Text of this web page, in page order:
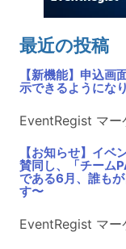
最近の投稿
【新機能】申込
示できるようにな
EventRegist マー
【お知らせ】イ
賛同し、「チーム
である6月、誰も
す〜
EventRegist マー